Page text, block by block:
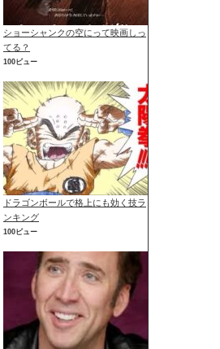
ショーシャンクの空にって映画しっ
てる？
100ビュー
ドラゴンボールで格上にも効く技ラ
ンキング
100ビュー